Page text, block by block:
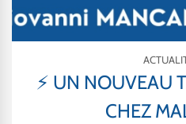
⚡ UN NOUVEAU
CHEZ